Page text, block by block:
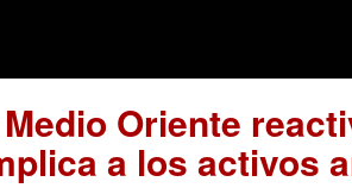
Oriente
a los activos